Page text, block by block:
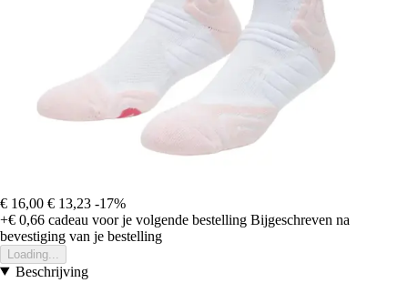
€ 16,00 € 13,23 -17%
+€ 0,66 cadeau voor je volgende bestelling Bijgeschreven na
bevestiging van je bestelling
Loading...
Beschrijving